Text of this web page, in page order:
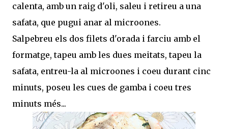
calenta, amb un raig d'oli, saleu i retireu a una
safata, que pugui anar al microones.
Salpebreu els dos filets d'orada i farciu amb el
formatge, tapeu amb les dues meitats, tapeu la
safata, entreu-la al microones i coeu durant cinc
minuts, poseu les cues de gamba i coeu tres
minuts més...